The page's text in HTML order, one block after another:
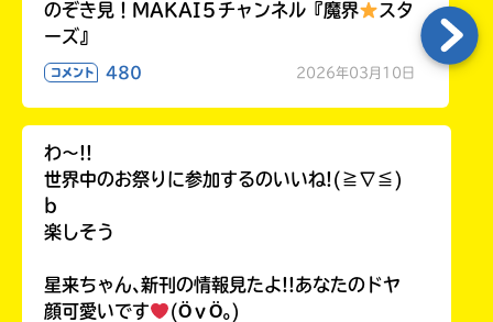
のぞき見！MAKAI５チャンネル『魔界
スタ
ーズ』
コメント 480 2026年03月10日
わ〜!!
世界中のお祭りに参加するのいいね!(≧∇≦)
b
楽しそう
星来ちゃん､新刊の情報見たよ!!あなたのドヤ
顔可愛いです
(ӦｖӦ｡)